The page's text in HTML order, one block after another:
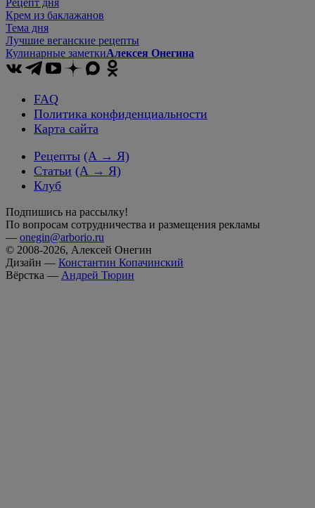
Крем из баклажанов
Тема дня
Лучшие веганские рецепты
Кулинарные заметкиАлексея Онегина
FAQ
Политика конфиденциальности
Карта сайта
Рецепты (А → Я)
Статьи (А → Я)
Клуб
Подпишись на рассылку!
По вопросам сотрудничества и размещения рекламы
— onegin@arborio.ru
© 2008-2026, Алексей Онегин
Дизайн — Константин Копачинский
Вёрстка — Андрей Тюрин